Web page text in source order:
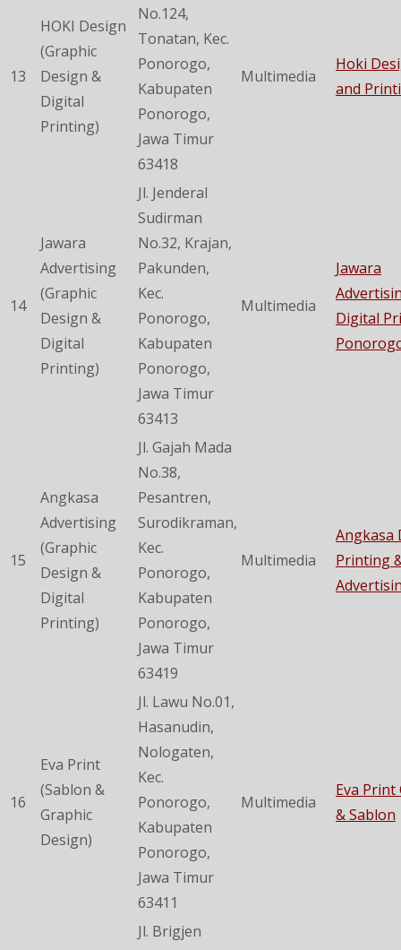
13
HOKI Design
(Graphic
Design &
Digital
Printing)
No.124,
Tonatan, Kec.
Ponorogo,
Kabupaten
Ponorogo,
Jawa Timur
63418
Multimedia
Hoki
and
14
Jawara
Advertising
(Graphic
Design &
Digital
Printing)
Jl. Jenderal
Sudirman
No.32, Krajan,
Pakunden,
Kec.
Ponorogo,
Kabupaten
Ponorogo,
Jawa Timur
63413
Multimedia
Jawara
Digital
15
Angkasa
Advertising
(Graphic
Design &
Digital
Printing)
Jl. Gajah Mada
No.38,
Pesantren,
Surodikraman,
Kec.
Ponorogo,
Kabupaten
Ponorogo,
Jawa Timur
63419
Multimedia
Angkasa
Printing
16
Eva Print
(Sablon &
Graphic
Design)
Jl. Lawu No.01,
Hasanudin,
Nologaten,
Kec.
Ponorogo,
Kabupaten
Ponorogo,
Jawa Timur
63411
Multimedia
Eva Print
& Sablon
Jl. Brigjen